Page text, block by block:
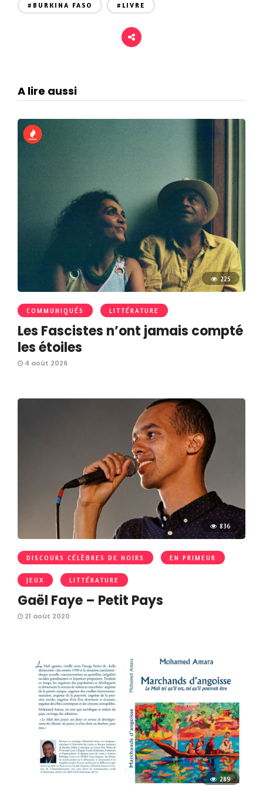
#BURKINA FASO #LIVRE
A lire aussi
225
COMMUNIQUÉS LITTÉRATURE
Les Fascistes n’ont jamais compté
les étoiles
4 août 2026
836
DISCOURS CÉLÈBRES DE NOIRS EN PRIMEUR
JEUX LITTÉRATURE
Gaël Faye – Petit Pays
21 août 2020
289